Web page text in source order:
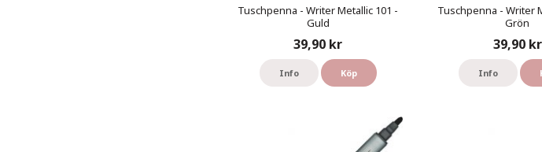
Tuschpenna - Writer Metallic 101 -
Guld
39,90 kr
Info Köp
Tuschpenna - Writer
Grön
39,90 kr
Info